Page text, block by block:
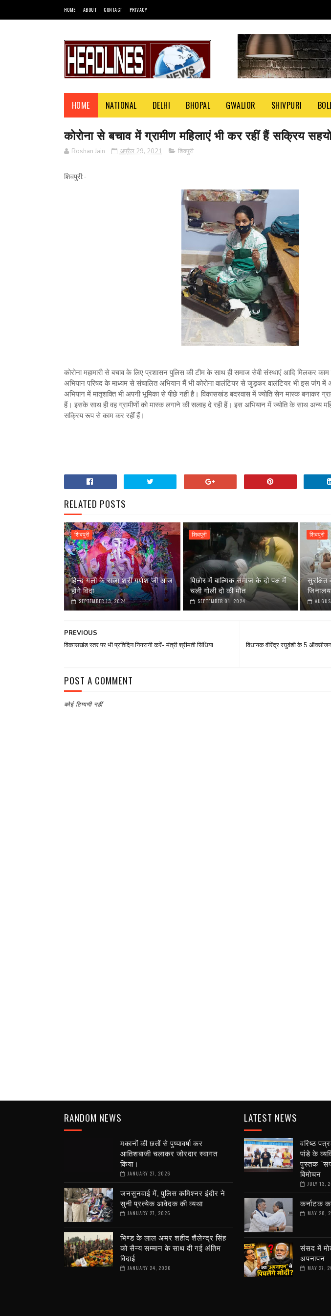
HOME ABOUT CONTACT PRIVACY
HOME NATIONAL DELHI BHOPAL GWALIOR SHIVPURI
कोरोना से बचाव में ग्रामीण महिलाएं भी कर रहीं हैं सक्रिय
Roshan Jain अप्रैल 29, 2021 शिवपुरी
शिवपुरी:-
कोरोना महामारी से बचाव के लिए प्रशासन पुलिस की टीम के साथ ही समाज सेवी संस्थाएं आदि मिलकर
अभियान परिषद के माध्यम से संचालित अभियान मैंं भी कोरोना वालंटियर से जुड़कर वालंटियर भी इस जंग
अभियान में मातृशक्ति भी अपनी भूमिका से पीछे नहीं है। विकासखंड बदरवास में ज्योति सेन मास्क बनाकर
हैं। इसके साथ ही वह ग्रामीणों को मास्क लगाने की सलाह दे रही हैं। इस अभियान में ज्योति के साथ अन्य
सक्रिय रूप से काम कर रहीं हैं।
RELATED POSTS
शिवपुरी
हिन्द गली के राजा श्री गणेश जी आज
होंगे विदा
SEPTEMBER 13, 2024
शिवपुरी
पिछोर में बाल्मिक समाज के दो पक्ष में
चली गोली दो की मौत
SEPTEMBER 01, 2024
शिवपुरी
विधायक वीरेंद्र रघुवंशी के 5
PREVIOUS
विकासखंड स्तर पर भी प्रतिदिन निगरानी करें- मंत्री श्रीमती सिंधिया
POST A COMMENT
कोई टिप्पणी नहीं
RANDOM NEWS
मकानों की छतों से पुष्पावर्षा कर
आतिशबाजी चलाकर जोरदार स्वागत
किया।
JANUARY 27, 2026
जनसुनवाई में, पुलिस कमिश्नर इंदौर ने
सुनी प्रत्येक आवेदक की व्यथा
JANUARY 27, 2026
भिण्ड के लाल अमर शहीद शैलेन्द्र सिंह
को सैन्य सम्मान के साथ दी गई अंतिम
विदाई
JANUARY 24, 2026
LATEST NEWS
वरिष्ठ
पांडे के
पुस्तक
विमोचन
JULY 13,
कर्नाटक
MAY 28,
संसद में
अपनापन
MAY 27,